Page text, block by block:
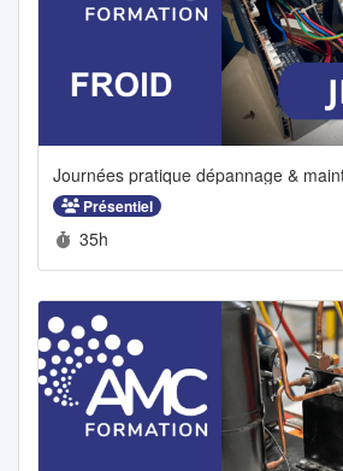
Journées pratique dépannage &
Présentiel
Durée :
35h